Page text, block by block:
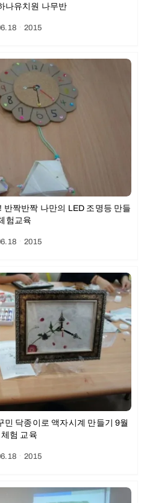
나유치원 나무반
ㆍ2015
짝반짝 나만의 LED 조명등 만들
험교육
ㆍ2015
닥종이로 액자시계 만들기 9월
험 교육
ㆍ2015